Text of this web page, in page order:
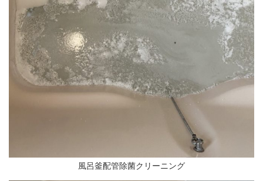
風呂釜配管除菌クリーニング